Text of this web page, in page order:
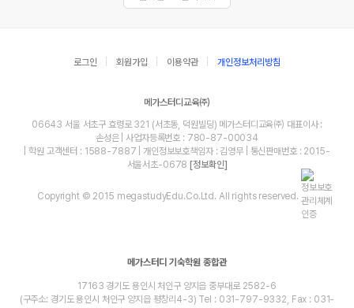
로그인 회원가입 이용약관 개인정보처리방침
메가스터디교육㈜
06643 서울 서초구 효령로 321 (서초동, 덕원빌딩) 메가스터디교육㈜ 대표이사 :
손성은 | 사업자등록번호 : 780-87-00034
| 학원 고객센터 : 1588-7887 | 개인정보보호책임자 : 김영무 | 통신판매번호 : 2015-
서울서초-0678 [정보확인]
Copyright © 2015 megastudyEdu.Co.Ltd. All rights reserved.
메가스터디 기숙학원 종합관
17163 경기도 용인시 처인구 양지읍 중부대로 2582-6
(구주소: 경기도 용인시 처인구 양지읍 평창리4-3) Tel : 031-797-9332, Fax : 031-